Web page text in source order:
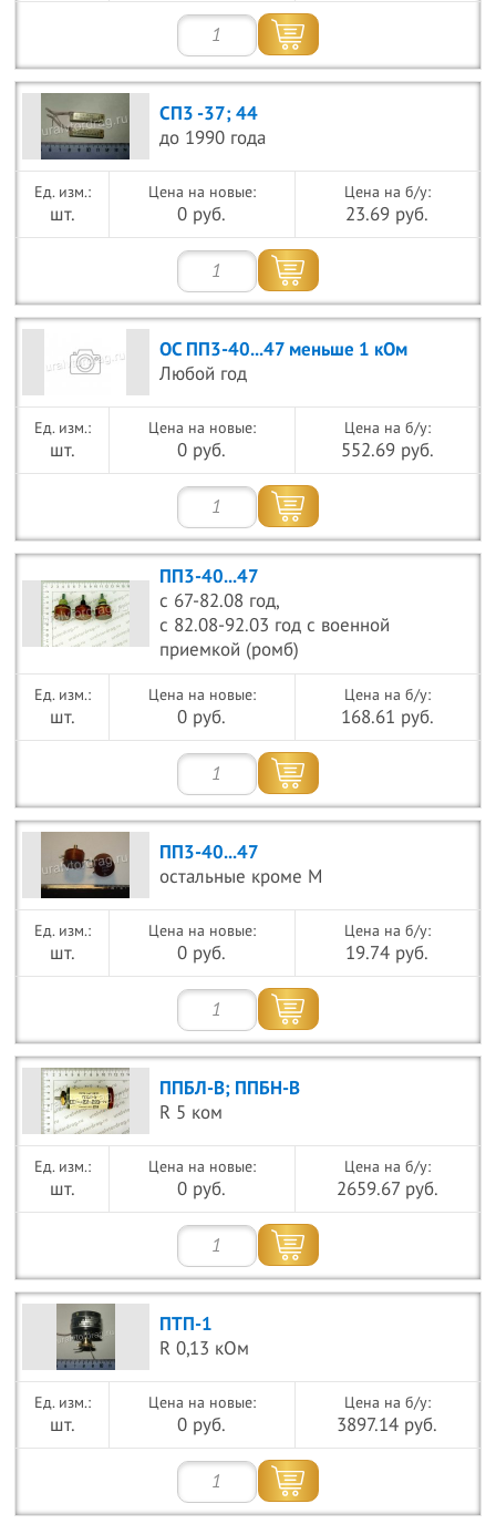
СП3 -37; 44
до 1990 года
шт.
Цена на новые:
0 руб.
Цена на б/у:
23.69 руб.
ОС ПП3-40...47 меньше 1 кОм
Любой год
шт.
Цена на новые:
0 руб.
Цена на б/у:
552.69 руб.
ПП3-40...47
с 67-82.08 год,
с 82.08-92.03 год с военной
приемкой (ромб)
шт.
Цена на новые:
0 руб.
Цена на б/у:
168.61 руб.
ПП3-40...47
остальные кроме М
шт.
Цена на новые:
0 руб.
Цена на б/у:
19.74 руб.
ППБЛ-В; ППБН-В
R 5 ком
шт.
Цена на новые:
0 руб.
Цена на б/у:
2659.67 руб.
ПТП-1
R 0,13 кОм
шт.
Цена на новые:
0 руб.
Цена на б/у:
3897.14 руб.